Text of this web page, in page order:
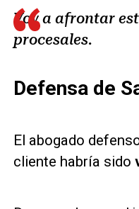
Voy a afrontar
procesales.
Defensa de
El abogado
cliente habría sido